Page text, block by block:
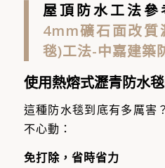
屋頂防水工法參
4mm礦石面改
毯)工法-中嘉建築
使用熱熔式瀝青防水
這種防水毯到底有多厲害
不心動：
免打除，省時省力